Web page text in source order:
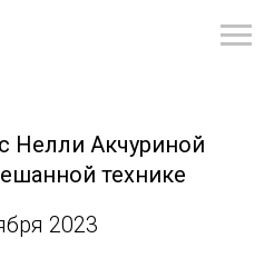
Нелли Акчуриной
технике
2023